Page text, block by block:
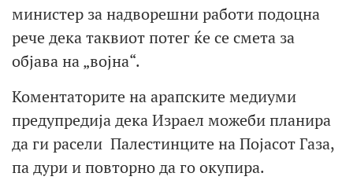
министер за надворешни работи подоцна
рече дека таквиот потег ќе се смета за
објава на „војна“.
Коментаторите на арапските медиуми
предупредија дека Израел можеби планира
да ги расели Палестинците на Појасот Газа,
па дури и повторно да го окупира.